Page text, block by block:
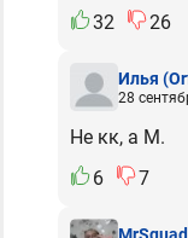
32
26
Илья
28
Не кк, а М.
6
7